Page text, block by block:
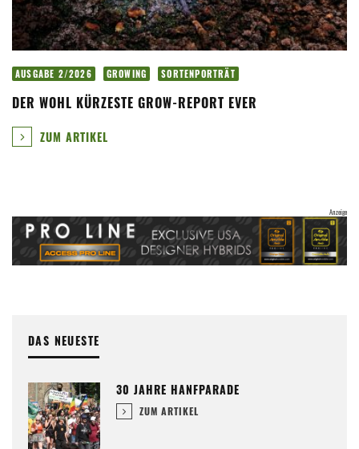
AUSGABE 2/2026 GROWING SORTENPORTRÄT
DER WOHL KÜRZESTE GROW-REPORT EVER
ZUM ARTIKEL
DAS NEUESTE
30 JAHRE HANFPARADE
ZUM ARTIKEL